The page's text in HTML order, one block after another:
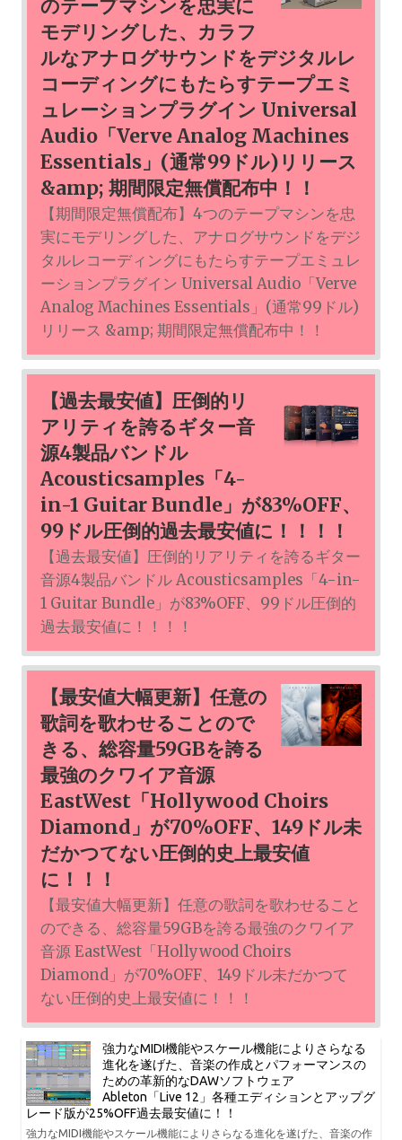
のテープマシンを忠実に
モデリングした、カラフ
ルなアナログサウンドをデジタルレ
コーディングにもたらすテープエミ
ュレーションプラグイン Universal
Audio「Verve Analog Machines
Essentials」(通常99ドル)リリース
&amp; 期間限定無償配布中！！
【期間限定無償配布】4つのテープマシンを忠
実にモデリングした、アナログサウンドをデジ
タルレコーディングにもたらすテープエミュレ
ーションプラグイン Universal Audio「Verve
Analog Machines Essentials」(通常99ドル)
リリース &amp; 期間限定無償配布中！！
【過去最安値】圧倒的リ
アリティを誇るギター音
源4製品バンドル
Acousticsamples「4-
in-1 Guitar Bundle」が83%OFF、
99ドル圧倒的過去最安値に！！！！
【過去最安値】圧倒的リアリティを誇るギター
音源4製品バンドル Acousticsamples「4-in-
1 Guitar Bundle」が83%OFF、99ドル圧倒的
過去最安値に！！！！
【最安値大幅更新】任意の
歌詞を歌わせることので
きる、総容量59GBを誇る
最強のクワイア音源
EastWest「Hollywood Choirs
Diamond」が70%OFF、149ドル未
だかつてない圧倒的史上最安値
に！！！
【最安値大幅更新】任意の歌詞を歌わせること
のできる、総容量59GBを誇る最強のクワイア
音源 EastWest「Hollywood Choirs
Diamond」が70%OFF、149ドル未だかつて
ない圧倒的史上最安値に！！！
強力なMIDI機能やスケール機能によりさらなる
進化を遂げた、音楽の作成とパフォーマンスの
ための革新的なDAWソフトウェア
Ableton「Live 12」各種エディションとアップグ
レード版が25%OFF過去最安値に！！
強力なMIDI機能やスケール機能によりさらなる進化を遂げた、音楽の作